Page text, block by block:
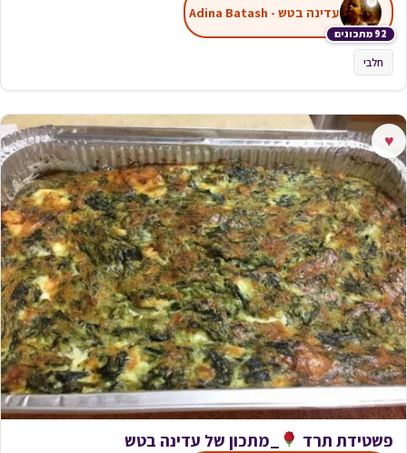
92 מתכונים
עדינה בטש - Adina Batash
חלבי
♥
פשטידת תרד _מתכון של עדינה בטש